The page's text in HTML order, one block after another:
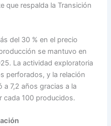
que respalda la Transición
del 30 % en el precio
se mantuvo en
La actividad exploratoria
perforados, y la relación
7,2 años gracias a la
cada 100 producidos.